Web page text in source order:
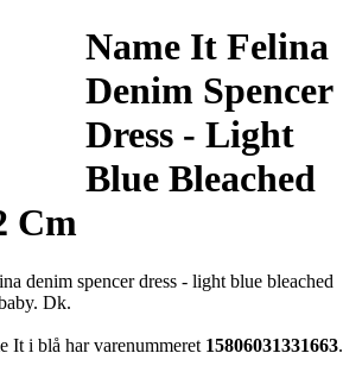
Name It Felina
Denim Spencer
Dress - Light
Blue Bleached
Cm
denim spencer dress - light blue bleached
Dk.
It i blå har varenummeret 15806031331663.